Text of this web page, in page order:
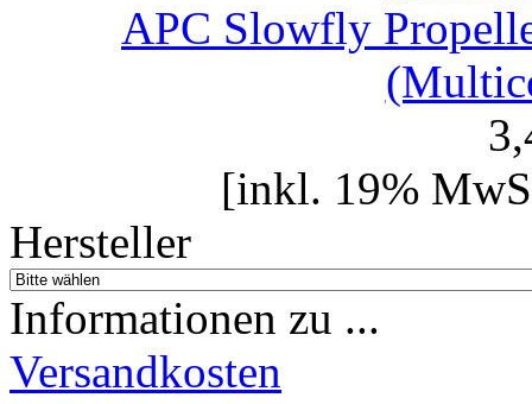
APC Slowfly
[inkl. 19%
Hersteller
Informationen zu ...
Versandkosten